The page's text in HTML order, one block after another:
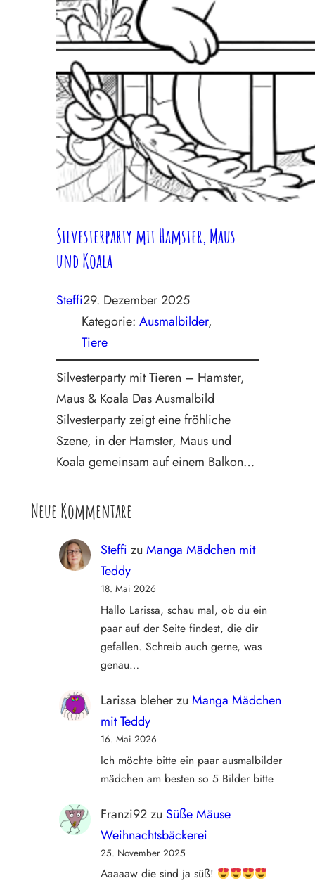
Silvesterparty mit Hamster, Maus
und Koala
Steffi29. Dezember 2025
Kategorie: Ausmalbilder
Tiere
Silvesterparty mit Tieren – Hamster,
Maus & Koala Das Ausmalbild
Silvesterparty zeigt eine fröhliche
Szene, in der Hamster, Maus und
Koala gemeinsam auf einem Balkon…
Neue Kommentare
Steffi zu Manga Mädchen mit
Teddy
18. Mai 2026
Hallo Larissa, schau mal, ob du ein
paar auf der Seite findest, die dir
gefallen. Schreib auch gerne, was
genau…
Larissa bleherzu Manga Mädchen
mit Teddy
16. Mai 2026
Ich möchte bitte ein paar ausmalbilder
mädchen am besten so 5 Bilder bitte
Franzi92zu Süße Mäuse
Weihnachtsbäckerei
25. November 2025
Aaaaaw die sind ja süß!